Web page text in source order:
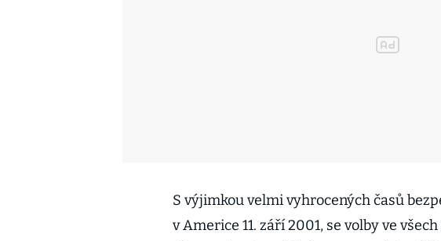
S výjimkou velmi vyhrocených časů
v Americe 11. září 2001, se volby ve